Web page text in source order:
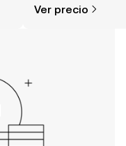
Ver precio